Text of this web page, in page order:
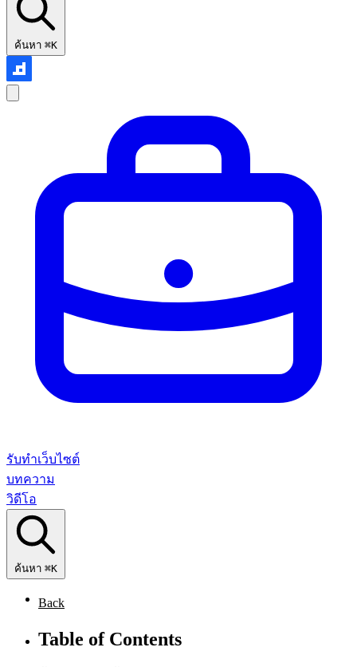
ค้นหา ⌘K
รับทำเว็บไซต์
บทความ
วิดีโอ
ค้นหา ⌘K
Back
Table of Contents